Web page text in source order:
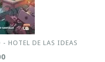
HOTEL DE LAS IDEAS